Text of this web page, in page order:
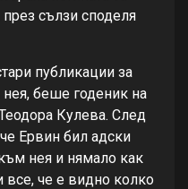
сълзи споделя
публикации за
беше годеник на
Кулева. След
Ервин бил адски
нея и нямало как
все, че е видно колко